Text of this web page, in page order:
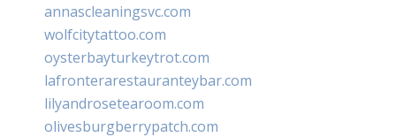
annascleaningsvc.com
wolfcitytattoo.com
oysterbayturkeytrot.com
lafronterarestauranteybar.com
lilyandrosetearoom.com
olivesburgberrypatch.com